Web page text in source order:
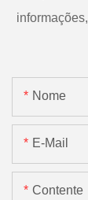
Nome
E-Mail
Contente